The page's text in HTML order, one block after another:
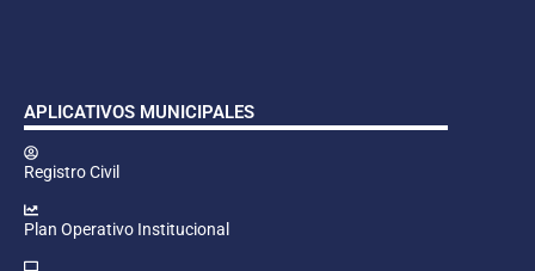
APLICATIVOS MUNICIPALES
Registro Civil
Plan Operativo Institucional